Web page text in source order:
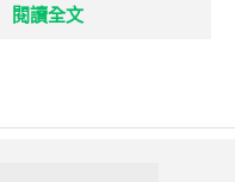
閱讀全文